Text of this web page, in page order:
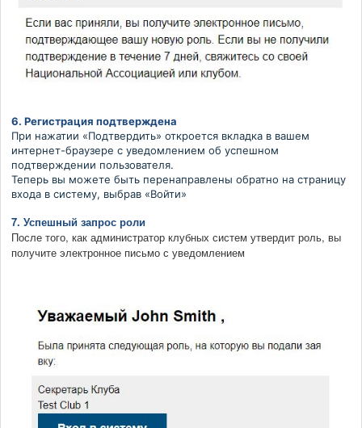
6. Регистрация подтверждена
При нажатии «Подтвердить» откроется вкладка в вашем
интернет-браузере с уведомлением об успешном
подтверждении пользователя.
Теперь вы можете быть перенаправлены обратно на страницу
входа в систему, выбрав «Войти»
7. Успешный запрос роли
После того, как администратор клубных систем утвердит роль, вы
получите электронное письмо с уведомлением